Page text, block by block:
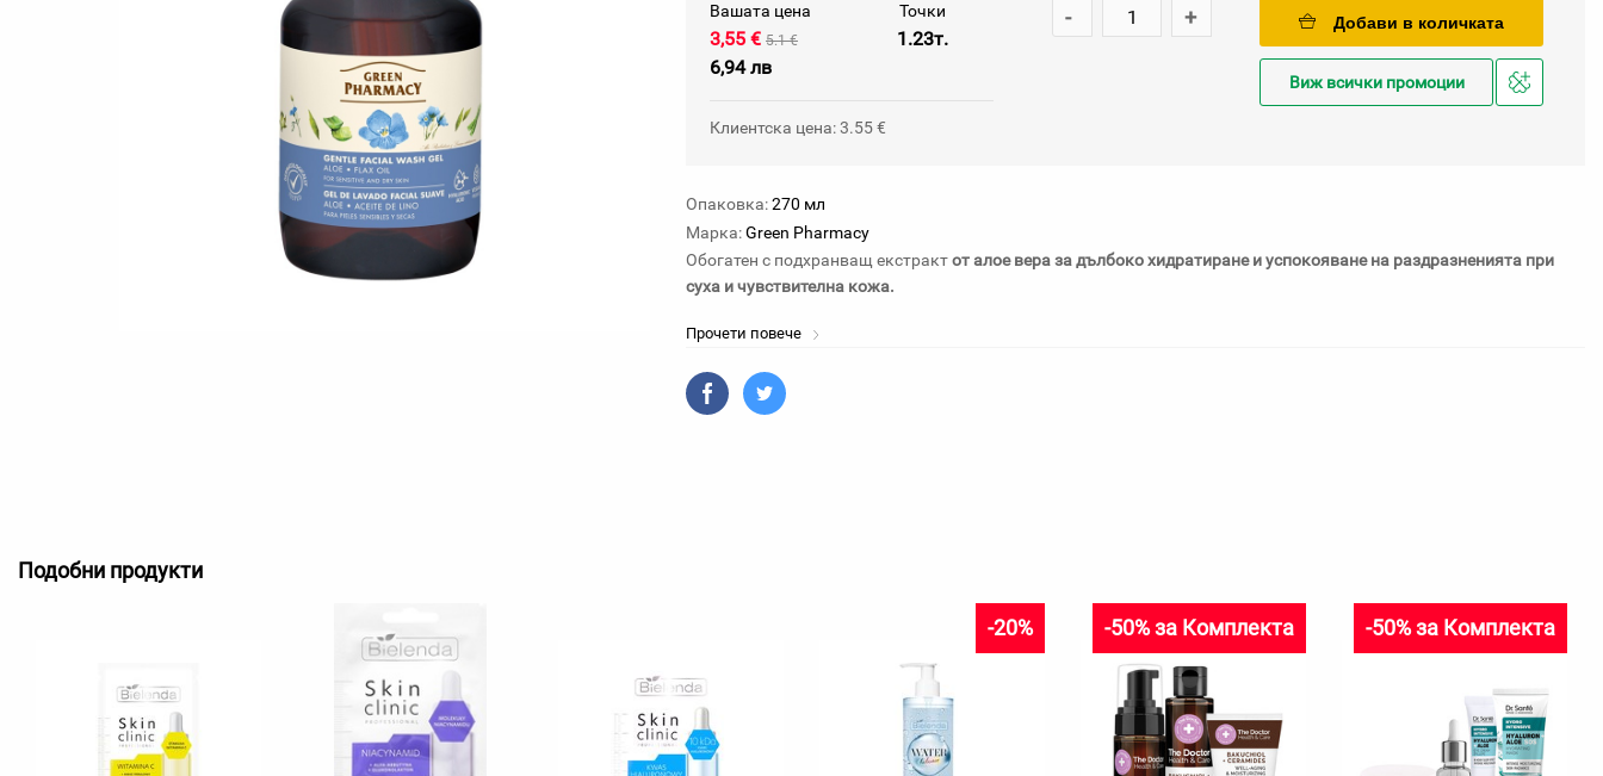
Вашата цена
3,55 € 5.1 €
6,94 лв
Точки
1.23т.
Клиентска цена: 3.55 €
- + Добави в количката
Виж всички промоции
Добави
Опаковка:270 мл
Марка:Green Pharmacy
Обогатен с подхранващ екстрактот алое вера за дълбоко хидратиране и успокояване на раздразненията при
суха и чувствителна кожа.
Прочети повече
Подобни продукти
-20% -50% за Комплекта -50% за Комплекта